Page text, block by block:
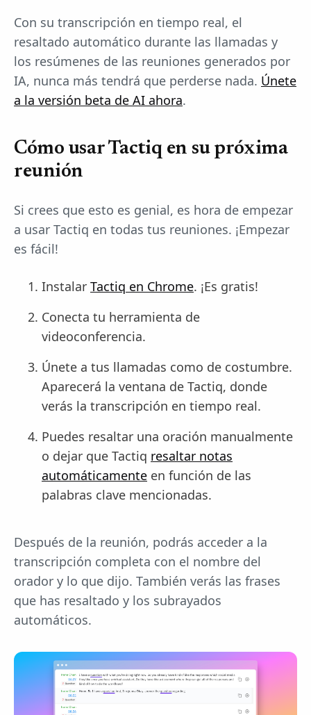
Con su transcripción en tiempo real, el
resaltado automático durante las llamadas y
los resúmenes de las reuniones generados por
IA, nunca más tendrá que perderse nada. Únete
a la versión beta de AI ahora.
Cómo usar Tactiq en su próxima
reunión
Si crees que esto es genial, es hora de empezar
a usar Tactiq en todas tus reuniones. ¡Empezar
es fácil!
Instalar Tactiq en Chrome. ¡Es gratis!
Conecta tu herramienta de
videoconferencia.
Únete a tus llamadas como de costumbre.
Aparecerá la ventana de Tactiq, donde
verás la transcripción en tiempo real.
Puedes resaltar una oración manualmente
o dejar que Tactiq resaltar notas
automáticamente en función de las
palabras clave mencionadas.
Después de la reunión, podrás acceder a la
transcripción completa con el nombre del
orador y lo que dijo. También verás las frases
que has resaltado y los subrayados
automáticos.